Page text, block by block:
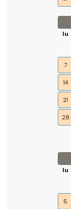
lu
7
14
21
28
lu
5